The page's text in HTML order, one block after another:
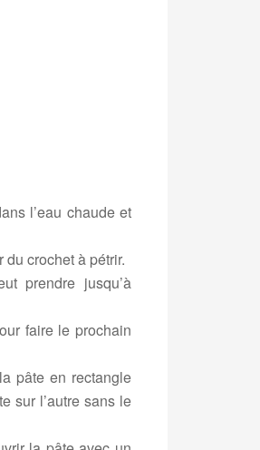
l’eau chaude et
crochet à pétrir.
prendre jusqu’à
faire le prochain
pâte en rectangle
sur l’autre sans le